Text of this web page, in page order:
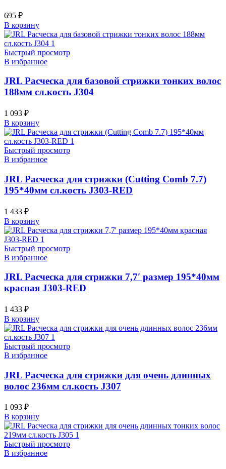
695 ₽
В корзину
Быстрый просмотр
В избранное
JRL Расческа для базовой стрижки тонких волос
188мм сл.кость J304
1 093 ₽
В корзину
Быстрый просмотр
В избранное
JRL Расческа для стрижки (Cutting Comb 7.7)
195*40мм сл.кость J303-RED
1 433 ₽
В корзину
Быстрый просмотр
В избранное
JRL Расческа для стрижки 7,7′ размер 195*40мм
красная J303-RED
1 433 ₽
В корзину
Быстрый просмотр
В избранное
JRL Расческа для стрижки для очень длинных
волос 236мм сл.кость J307
1 093 ₽
В корзину
Быстрый просмотр
В избранное